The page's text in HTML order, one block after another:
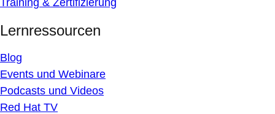
Training & Zertifizierung
Lernressourcen
Blog
Events und Webinare
Podcasts und Videos
Red Hat TV